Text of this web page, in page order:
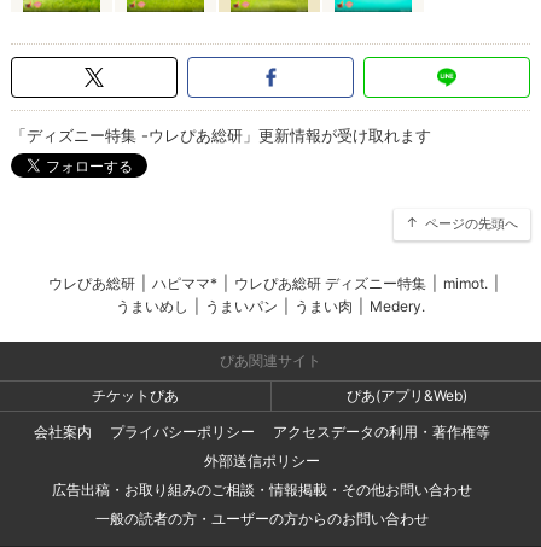
「ディズニー特集 -ウレぴあ総研」更新情報が受け取れます
ページの先頭へ
ウレぴあ総研 ハピママ* ウレぴあ総研 ディズニー特集 mimot.
うまいめし
うまいパン うまい肉 Medery.
ぴあ関連サイト
チケットぴあ
ぴあ(アプリ&Web)
会社案内
プライバシーポリシー
アクセスデータの利用・著作権等
外部送信ポリシー
広告出稿・お取り組みのご相談・情報掲載・その他お問い合わせ
一般の読者の方・ユーザーの方からのお問い合わせ